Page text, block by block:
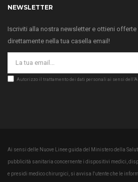
NEWSLETTER
Iscriviti alla nostra newsletter e ottieni
direttamente nella tua casella email!
Autorizzo il trattamento dei dati personali ai sensi
Ai sensi delle Nuove Linee guida del Ministero della
pubblicità sanitaria concernente i dispositivi medici,
e presidi medico chirurgici, si avvisa l'utente che le